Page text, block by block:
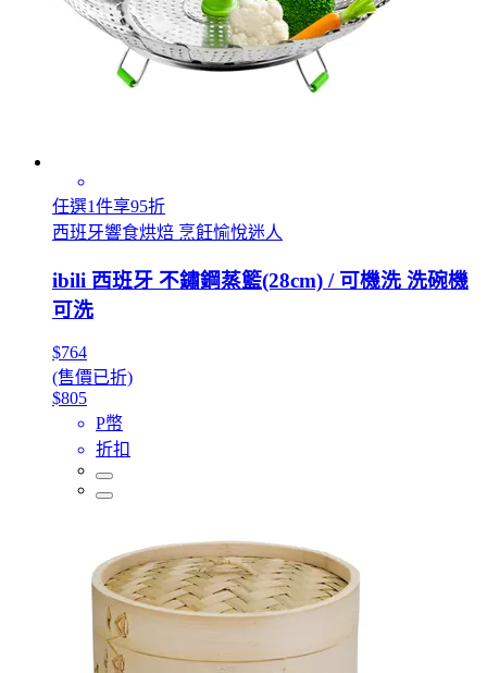
任選1件享95折
西班牙響食烘焙 烹飪愉悅迷人
ibili 西班牙 不鏽鋼蒸籃(28cm) / 可機洗 洗碗機
可洗
$764
(售價已折)
$805
P幣
折扣